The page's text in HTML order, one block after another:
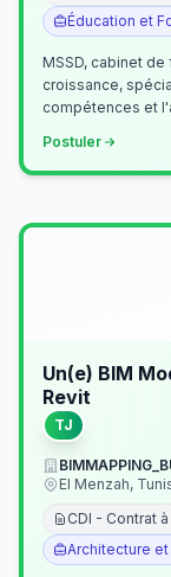
Éducation et
MSSD, cabinet
croissance,
compétences et
Postuler
Un(e) BIM
Revit
TJ
El Menzah,
CDI - Contrat
Architecture